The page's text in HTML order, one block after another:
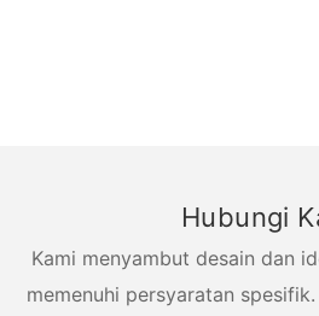
Hubungi
Kami menyambut desain dan
memenuhi persyaratan